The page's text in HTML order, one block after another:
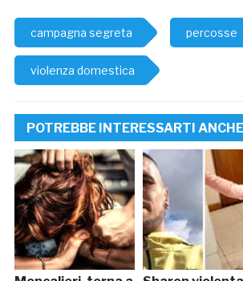
campagna segreta percosse
violenza domestica
POTREBBE INTERESSARTI ANCHE